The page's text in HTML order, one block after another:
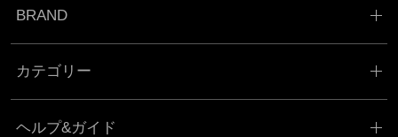
BRAND
カテゴリー
ヘルプ&ガイド